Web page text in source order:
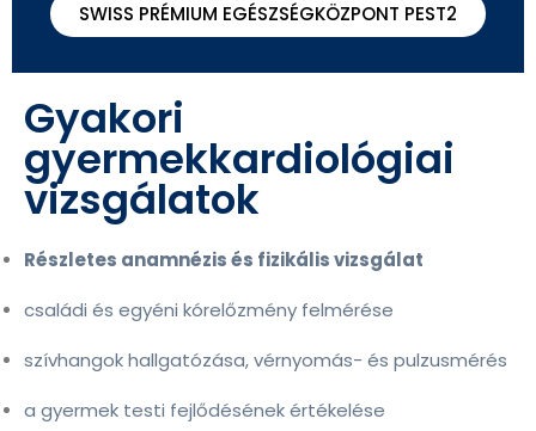
SWISS PRÉMIUM EGÉSZSÉGKÖZPONT PEST2
Gyakori
gyermekkardiológiai
vizsgálatok
Részletes anamnézis és fizikális vizsgálat
családi és egyéni kórelőzmény felmérése
szívhangok hallgatózása, vérnyomás- és pulzusmérés
a gyermek testi fejlődésének értékelése